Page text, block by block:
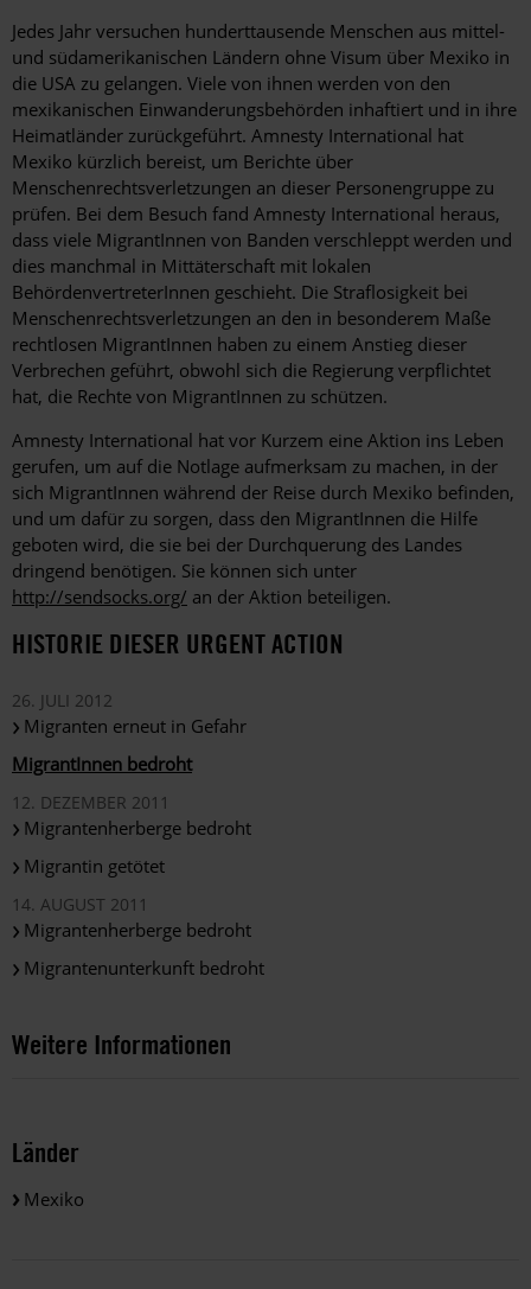
Jedes Jahr versuchen hunderttausende Menschen aus mittel-
und südamerikanischen Ländern ohne Visum über Mexiko in
die USA zu gelangen. Viele von ihnen werden von den
mexikanischen Einwanderungsbehörden inhaftiert und in ihre
Heimatländer zurückgeführt. Amnesty International hat
Mexiko kürzlich bereist, um Berichte über
Menschenrechtsverletzungen an dieser Personengruppe zu
prüfen. Bei dem Besuch fand Amnesty International heraus,
dass viele MigrantInnen von Banden verschleppt werden und
dies manchmal in Mittäterschaft mit lokalen
BehördenvertreterInnen geschieht. Die Straflosigkeit bei
Menschenrechtsverletzungen an den in besonderem Maße
rechtlosen MigrantInnen haben zu einem Anstieg dieser
Verbrechen geführt, obwohl sich die Regierung verpflichtet
hat, die Rechte von MigrantInnen zu schützen.
Amnesty International hat vor Kurzem eine Aktion ins Leben
gerufen, um auf die Notlage aufmerksam zu machen, in der
sich MigrantInnen während der Reise durch Mexiko befinden,
und um dafür zu sorgen, dass den MigrantInnen die Hilfe
geboten wird, die sie bei der Durchquerung des Landes
dringend benötigen. Sie können sich unter
http://sendsocks.org/ an der Aktion beteiligen.
HISTORIE DIESER URGENT ACTION
26. JULI 2012
Migranten erneut in Gefahr
MigrantInnen bedroht
12. DEZEMBER 2011
Migrantenherberge bedroht
Migrantin getötet
14. AUGUST 2011
Migrantenherberge bedroht
Migrantenunterkunft bedroht
Weitere Informationen
Länder
Mexiko